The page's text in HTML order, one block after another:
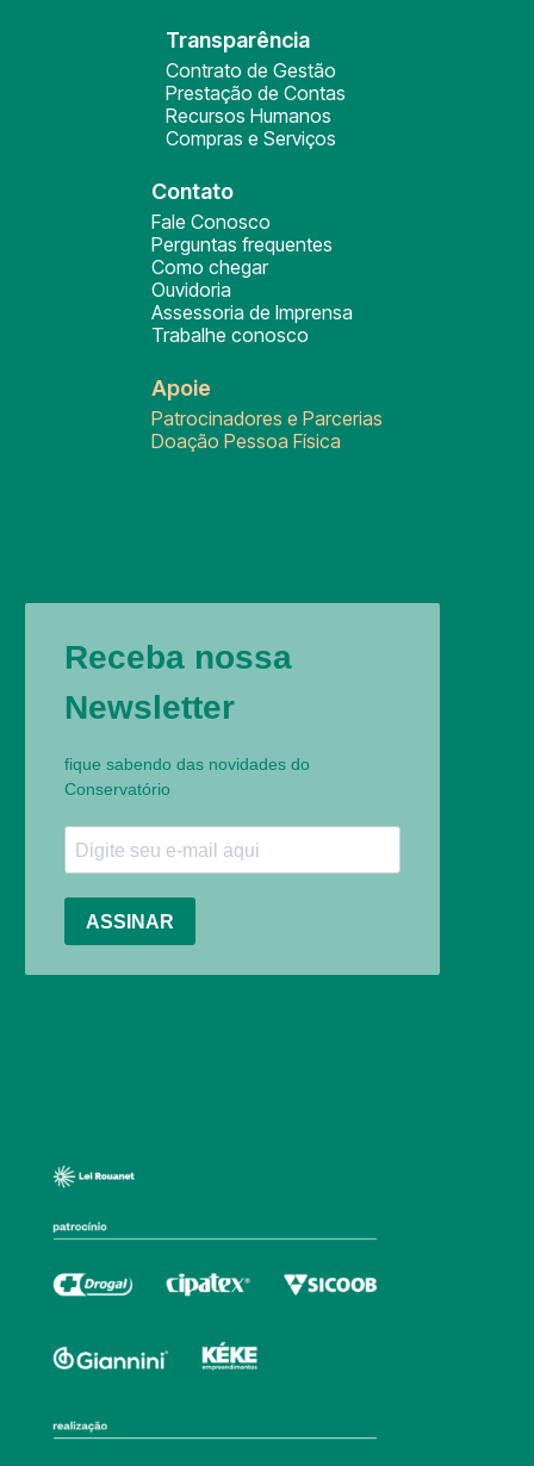
Transparência
Contrato de Gestão
Prestação de Contas
Recursos Humanos
Compras e Serviços
Contato
Fale Conosco
Perguntas frequentes
Como chegar
Ouvidoria
Assessoria de Imprensa
Trabalhe conosco
Apoie
Patrocinadores e Parcerias
Doação Pessoa Física